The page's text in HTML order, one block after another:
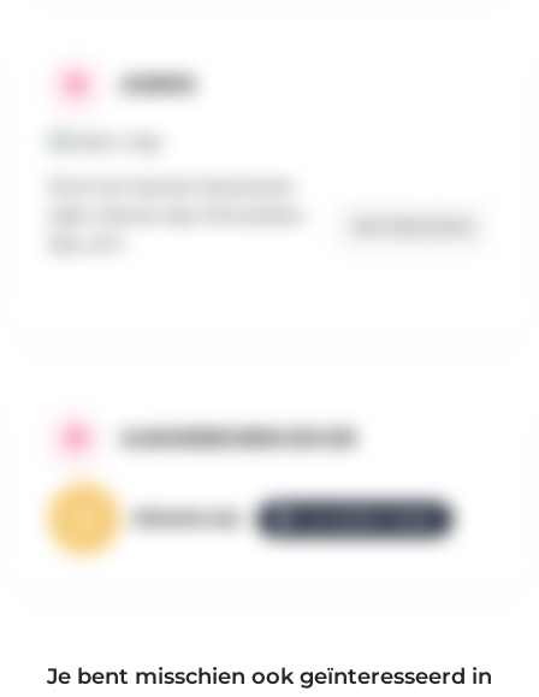
ADRES
AANGEBODEN DOOR
Je bent misschien ook geïnteresseerd in